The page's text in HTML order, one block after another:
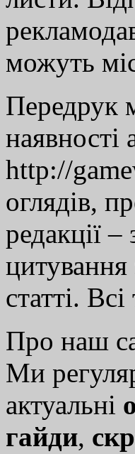
можуть
Передрук
наявності
http://
оглядів,
редакції
статті.
Про наш
Ми
актуальні
гайди,